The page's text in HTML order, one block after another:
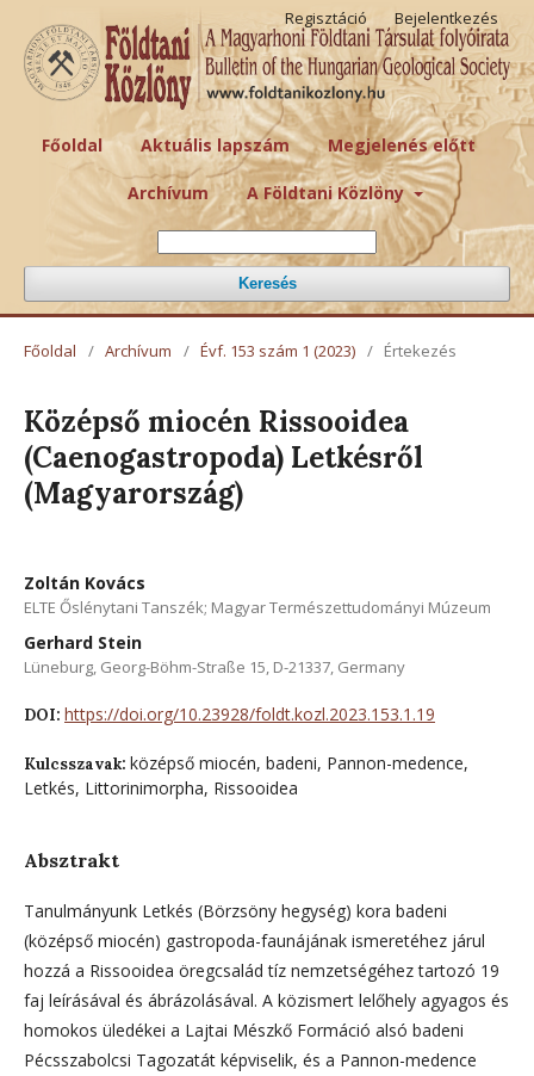
Főoldal Aktuális lapszám Megjelenés előtt
Archívum A Földtani Közlöny
Keresés
Regisztáció Bejelentkezés
Főoldal / Archívum / Évf. 153 szám 1 (2023) / Értekezés
Középső miocén Rissooidea
(Caenogastropoda) Letkésről
(Magyarország)
Zoltán Kovács
ELTE Őslénytani Tanszék; Magyar Természettudományi Múzeum
Gerhard Stein
Lüneburg, Georg-Böhm-Straße 15, D-21337, Germany
DOI: https://doi.org/10.23928/foldt.kozl.2023.153.1.19
Kulcsszavak: középső miocén, badeni, Pannon-medence,
Letkés, Littorinimorpha, Rissooidea
Absztrakt
Tanulmányunk Letkés (Börzsöny hegység) kora badeni
(középső miocén) gastropoda-faunájának ismeretéhez járul
hozzá a Rissooidea öregcsalád tíz nemzetségéhez tartozó 19
faj leírásával és ábrázolásával. A közismert lelőhely agyagos és
homokos üledékei a Lajtai Mészkő Formáció alsó badeni
Pécsszabolcsi Tagozatát képviselik, és a Pannon-medence